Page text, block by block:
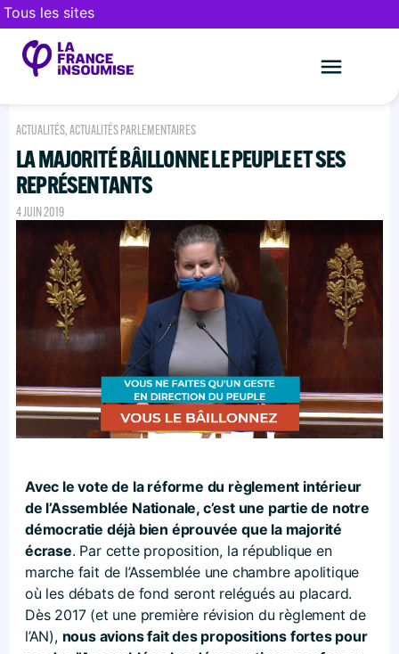
Tous les sites
ACTUALITÉS,ACTUALITÉS PARLEMENTAIRES
LA MAJORITÉ BÂILLONNE LE PEUPLE ET SES
REPRÉSENTANTS
4 JUIN 2019
Avec le vote de la réforme du règlement intérieur
de l’Assemblée Nationale, c’est une partie de notre
démocratie déjà bien éprouvée que la majorité
écrase. Par cette proposition, la république en
marche fait de l’Assemblée une chambre apolitique
où les débats de fond seront relégués au placard.
Dès 2017 (et une première révision du règlement de
l’AN), nous avions fait des propositions fortes pour